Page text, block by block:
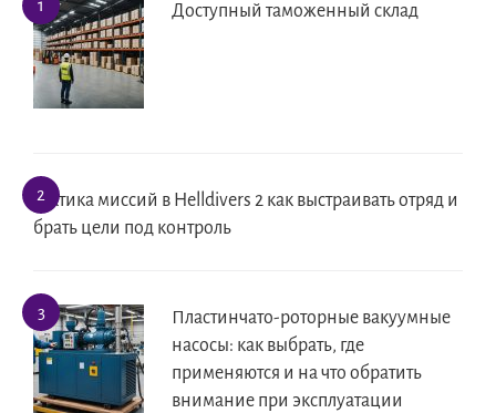
Доступный таможенный склад
Тактика миссий в Helldivers 2 как выстраивать отряд и
брать цели под контроль
Пластинчато-роторные вакуумные
насосы: как выбрать, где
применяются и на что обратить
внимание при эксплуатации